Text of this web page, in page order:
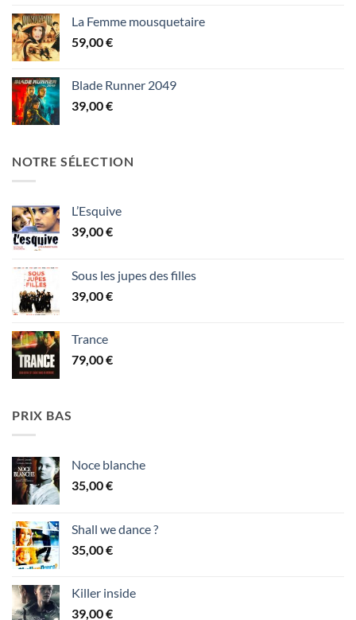
La Femme mousquetaire
59,00€
Blade Runner 2049
39,00€
NOTRE SÉLECTION
L’Esquive
39,00€
Sous les jupes des filles
39,00€
Trance
79,00€
PRIX BAS
Noce blanche
35,00€
Shall we dance ?
35,00€
Killer inside
39,00€